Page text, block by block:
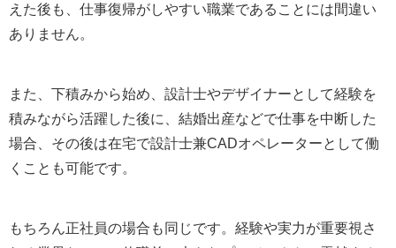
えた後も、仕事復帰がしやすい職業であることには間違い
ありません。
また、下積みから始め、設計士やデザイナーとして経験を
積みながら活躍した後に、結婚出産などで仕事を中断した
場合、その後は在宅で設計士兼CADオペレーターとして働
くことも可能です。
もちろん正社員の場合も同じです。経験や実力が重要視さ